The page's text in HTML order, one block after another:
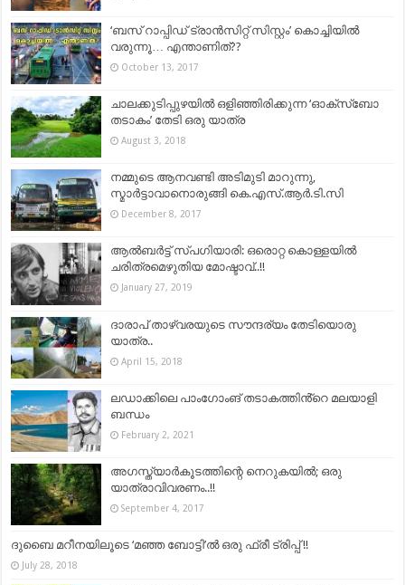
‘ബസ് റാപ്പിഡ് ട്രാൻസിറ്റ് സിസ്റ്റം’ കൊച്ചിയില്‍
വരുന്നൂ… എന്താണിത്??
October 13, 2017
ചാലക്കുടിപ്പുഴയിൽ ഒളിഞ്ഞിരിക്കുന്ന ‘ഓക്സ്ബോ
തടാകം’ തേടി ഒരു യാത്ര
August 3, 2018
നമ്മുടെ ആനവണ്ടി അടിമുടി മാറുന്നു,
സ്മാര്‍ട്ടാവാനൊരുങ്ങി കെ.എസ്.ആര്‍.ടി.സി
December 8, 2017
ആല്‍ബര്‍ട്ട് സ്പഗിയാരി: ഒരൊറ്റ കൊള്ളയിൽ
ചരിത്രമെഴുതിയ മോഷ്ടാവ്..!!
January 27, 2019
ദാരാപ് താഴ്‌വരയുടെ സൗന്ദര്യം തേടിയൊരു
യാത്ര..
April 15, 2018
ലഡാക്കിലെ പാംഗോംങ് തടാകത്തിൻ്റെ മലയാളി
ബന്ധം
February 2, 2021
അഗസ്ത്യാര്‍കൂടത്തിന്റെ നെറുകയില്‍; ഒരു
യാത്രാവിവരണം..!!
September 4, 2017
ദുബൈ മറീനയിലൂടെ ‘മഞ്ഞ ബോട്ടി’ൽ ഒരു ഫ്രീ ട്രിപ്പ് !!
July 28, 2018